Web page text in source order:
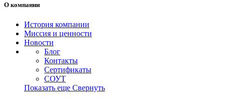
О компании
История компании
Миссия и ценности
Новости
Блог
Контакты
Сертификаты
СОУТ
Показать еще Свернуть